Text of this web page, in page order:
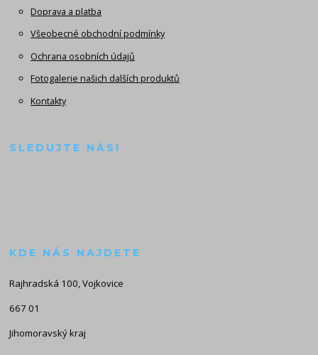
Doprava a platba
Všeobecné obchodní podmínky
Ochrana osobních údajů
Fotogalerie našich dalších produktů
Kontakty
SLEDUJTE NÁS!
KDE NÁS NAJDETE
Rajhradská 100, Vojkovice
667 01
Jihomoravský kraj